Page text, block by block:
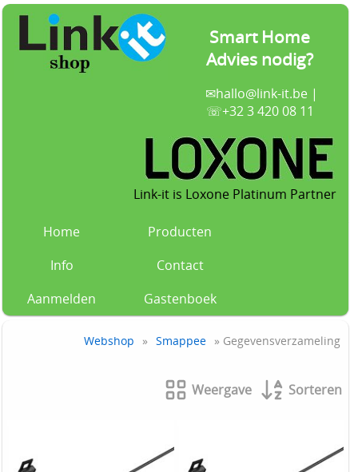
Smart Home
Advies nodig?
✉hallo@link-it.be|
☏+32 3 420 08 11
Link-it is Loxone Platinum Partner
Home
Producten
Info
Contact
Aanmelden
Gastenboek
Webshop » Smappee » Gegevensverzameling
Weergave Sorteren